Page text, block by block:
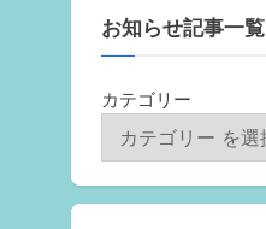
お知らせ記事一覧
カテゴリー